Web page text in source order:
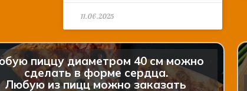
11.06.2025
пиццу диаметром 40 см можно
сделать в форме сердца.
Любую из пицц можно заказать